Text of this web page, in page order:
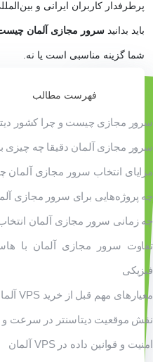
پرطرفدار کاربران ایرانی و
باید بدانید سرور مجازی آلمان
شما گزینه مناسبی است یا نه.
فهرست مطالب
سرور مجازی چیست و چرا کشور
سرور مجازی آلمان دقیقا چه چیزی
مزایای انتخاب سرور مجازی
چه پروژه‌هایی برای سرور مجازی
چه زمانی سرور مجازی آلمان
تفاوت سرور مجازی آلمان با
فیزیکی
معیارهای مهم قبل از خرید VPS آلمان
نقش موقعیت دیتاسنتر در سرعت و
امنیت و قوانین داده در VPS آلمان